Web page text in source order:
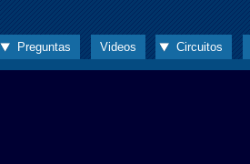
Preguntas Videos Circuitos